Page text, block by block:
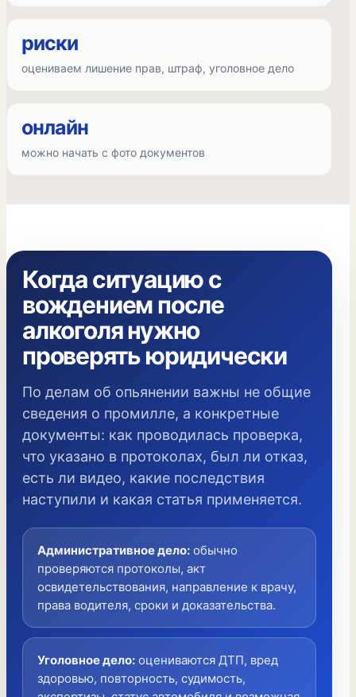
риски
оцениваем лишение прав, штраф, уголовное дело
онлайн
можно начать с фото документов
Когда ситуацию с
вождением после
алкоголя нужно
проверять юридически
По делам об опьянении важны не общие
сведения о промилле, а конкретные
документы: как проводилась проверка,
что указано в протоколах, был ли отказ,
есть ли видео, какие последствия
наступили и какая статья применяется.
Административное дело: обычно
проверяются протоколы, акт
освидетельствования, направление к врачу,
права водителя, сроки и доказательства.
Уголовное дело: оцениваются ДТП, вред
здоровью, повторность, судимость,